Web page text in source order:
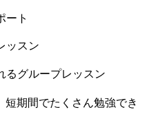
ート
ッスン
るグループレッスン
短期間でたくさん勉強でき